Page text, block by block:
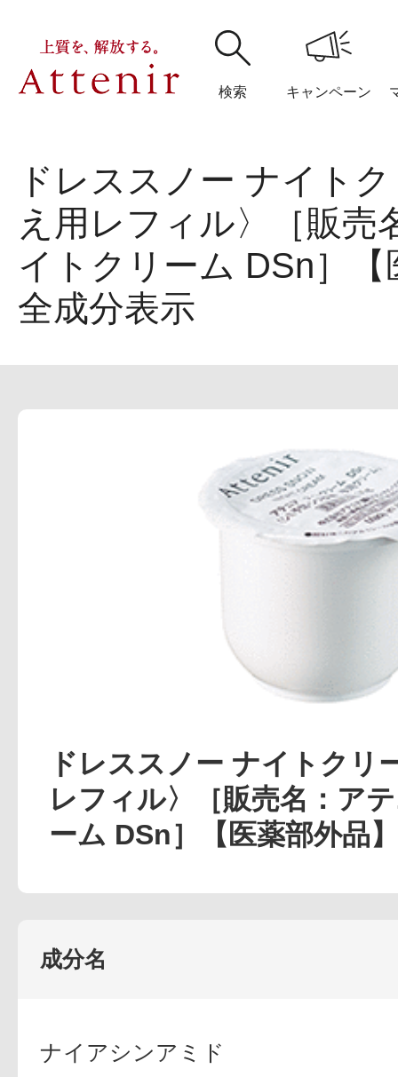
検索 キャンペーン
購入履歴 閲覧履
アテニアの「
お友達紹介サ
定期お届けサ
ドレススノー
ドレススノー ナイト
え用レフィル〉［販売
イトクリーム DSn］
全成分表示
ドレススノー ナイトクリ
レフィル〉［販売名：ア
ーム DSn］【医薬部外品】
成分名
ナイアシンアミド